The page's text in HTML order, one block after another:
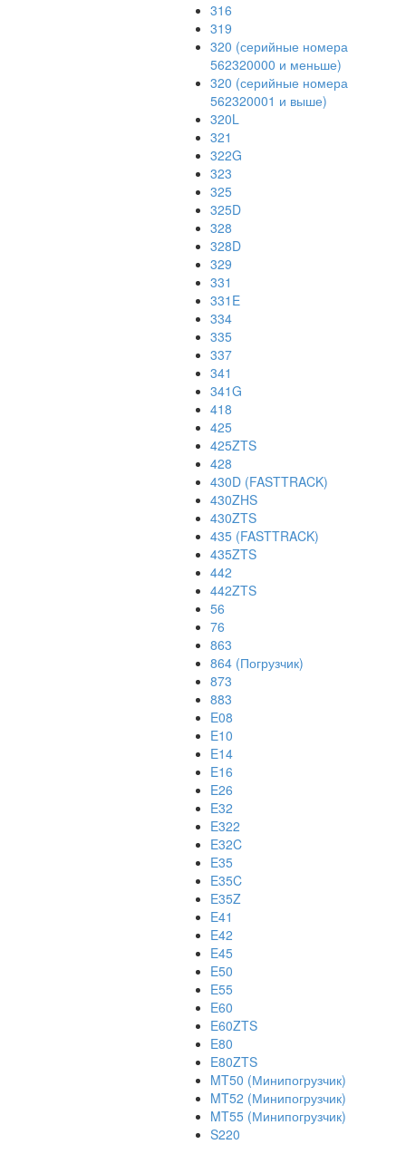
316
319
320 (серийные номера
562320000 и меньше)
320 (серийные номера
562320001 и выше)
320L
321
322G
323
325
325D
328
328D
329
331
331E
334
335
337
341
341G
418
425
425ZTS
428
430D (FASTTRACK)
430ZHS
430ZTS
435 (FASTTRACK)
435ZTS
442
442ZTS
56
76
863
864 (Погрузчик)
873
883
E08
E10
E14
E16
E26
E32
E322
E32C
E35
E35C
E35Z
E41
E42
E45
E50
E55
E60
E60ZTS
E80
E80ZTS
MT50 (Минипогрузчик)
MT52 (Минипогрузчик)
MT55 (Минипогрузчик)
S220